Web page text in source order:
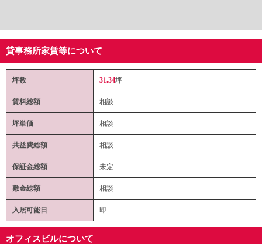
貸事務所家賃等について
坪数 31.34坪
賃料総額 相談
坪単価 相談
共益費総額 相談
保証金総額 未定
敷金総額 相談
入居可能日 即
オフィスビルについて